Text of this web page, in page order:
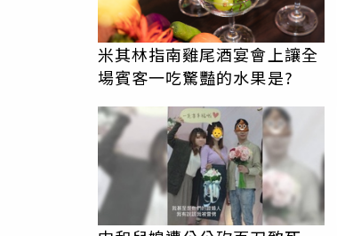
米其林指南雞尾酒宴會上讓全
場賓客一吃驚豔的水果是?